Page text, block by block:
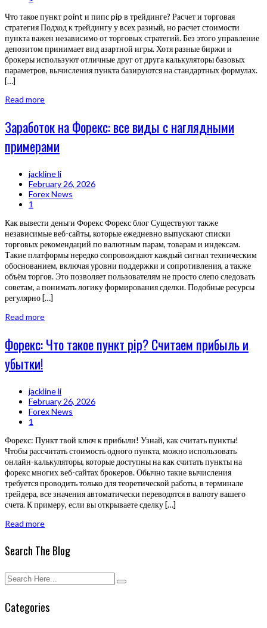
Что такое пункт point и пипс pip в трейдинге? Расчет и торговая
стратегия Подход к трейдингу у всех разный, но расчет стоимости
пункта важен независимо от торговых стратегий. Без этого управление
депозитом принимает вид азартной игры. Хотя разные биржи и
брокеры используют отличные друг от друга калькуляторы базовых
параметров, вычисления пункта базируются на стандартных формулах.
[…]
Read more
Заработок на Форекс: все виды с наглядными
примерами
jackline li
February 26, 2026
Forex News
1
Как вывести деньги Форекс Форекс блог Существуют также
независимые веб-сайты, которые ежедневно выпускают списки
торговых рекомендаций по валютным парам, товарам и индексам.
Такие платформы нередко сопровождают каждый сигнал техническим
обоснованием, включая уровни поддержки и сопротивления, а также
объём торгов. Это позволяет пользователям не просто слепо следовать
советам, а понимать логику формирования сделки. Подобные ресурсы
регулярно […]
Read more
Форекс: Что такое пункт pip? Считаем прибыль и
убытки!
jackline li
February 26, 2026
Forex News
1
Форекс: Пункт твой ключ к прибыли! Узнай, как считать пункты!
Чтобы рассчитать стоимость одного пункта, можно использовать
онлайн-калькуляторы, которые доступны на как считать пункты на
форекс многих веб-сайтах брокеров. Обычно такие вычисления
требуется проводить только для теоретической работы, в терминале
трейдера, все значения автоматически переводятся в валюту вашего
счета. К примеру, если вы открываете сделку […]
Read more
Search The Blog
Categories